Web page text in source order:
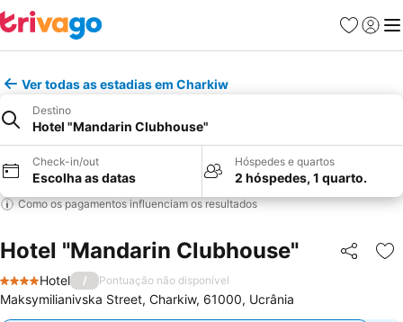
Favoritos
Iniciar
Ver todas as estadias em Charkiw
Destino
Hotel "Mandarin Clubhouse"
Check-in/out
Escolha as datas
Hóspedes e quartos
2 hóspedes, 1 quarto.
Como os pagamentos influenciam os resultados
Hotel "Mandarin Clubhouse" Partilhar
4 Estrelas
Hotel / Pontuação não disponível
Maksymilianivska Street, Charkiw, 61000, Ucrânia